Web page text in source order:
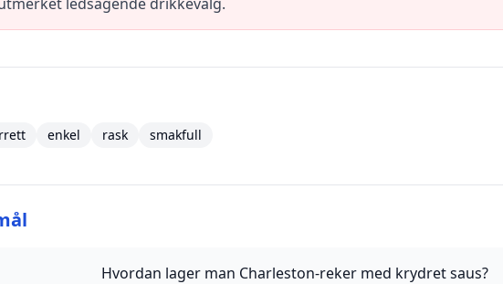
enkel rask smakfull
Hvordan lager man Charleston-reker med krydret saus?